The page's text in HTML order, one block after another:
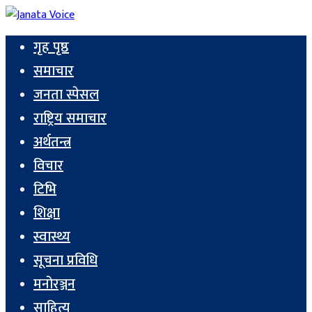
गृह पृष्ठ
समाचार
जनता स्पेसल
राष्ट्रिय समाचार
अर्थतन्त्र
विचार
टिभि
शिक्षा
स्वास्थ्य
सूचना प्रविधि
मनोरञ्जन